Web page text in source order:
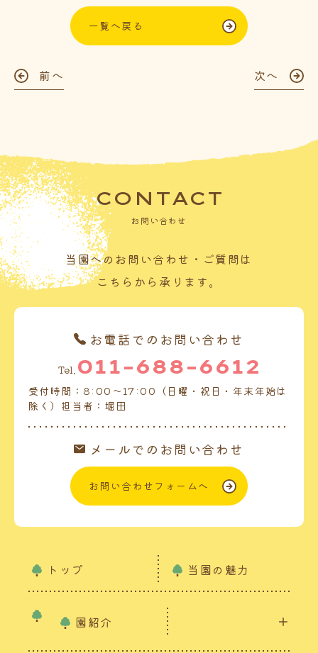
一覧へ戻る
前へ 次へ
CONTACT
お問い合わせ
当園へのお問い合わせ・ご質問は
こちらから承ります。
お電話でのお問い合わせ
Tel. 011-688-6612
受付時間：8:00～17:00（日曜・祝日・年末年始は
除く）担当者：堀田
メールでのお問い合わせ
お問い合わせフォームへ
トップ 当園の魅力
園紹介